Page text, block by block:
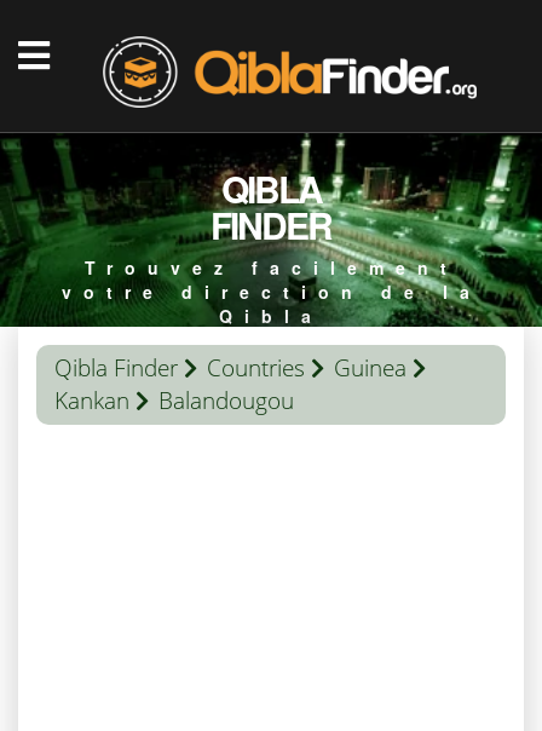
QIBLA
FINDER
Trouvez facilement
votre direction de la
Qibla
Qibla Finder Countries
Guinea
Kankan
Balandougou